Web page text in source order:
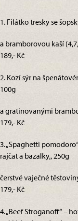
1. Filátko tresky se
a bramborovou kaší
189,- Kč
2. Kozí sýr na
100g
a gratinovanými
179,- Kč
3. „Spaghetti
rajčat a bazalky,, 250g
čerstvé vaječné
179,- Kč
4. „Beef Stroganoff“ –